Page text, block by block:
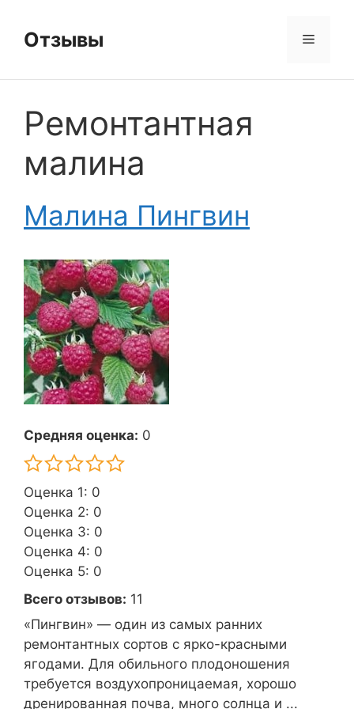
содержимому
Отзывы Меню
Ремонтантная
малина
Малина Пингвин
Средняя оценка: 0
Оценка 1: 0
Оценка 2: 0
Оценка 3: 0
Оценка 4: 0
Оценка 5: 0
Всего отзывов: 11
«Пингвин» — один из самых ранних
ремонтантных сортов с ярко-красными
ягодами. Для обильного плодоношения
требуется воздухопроницаемая, хорошо
дренированная почва, много солнца и ...